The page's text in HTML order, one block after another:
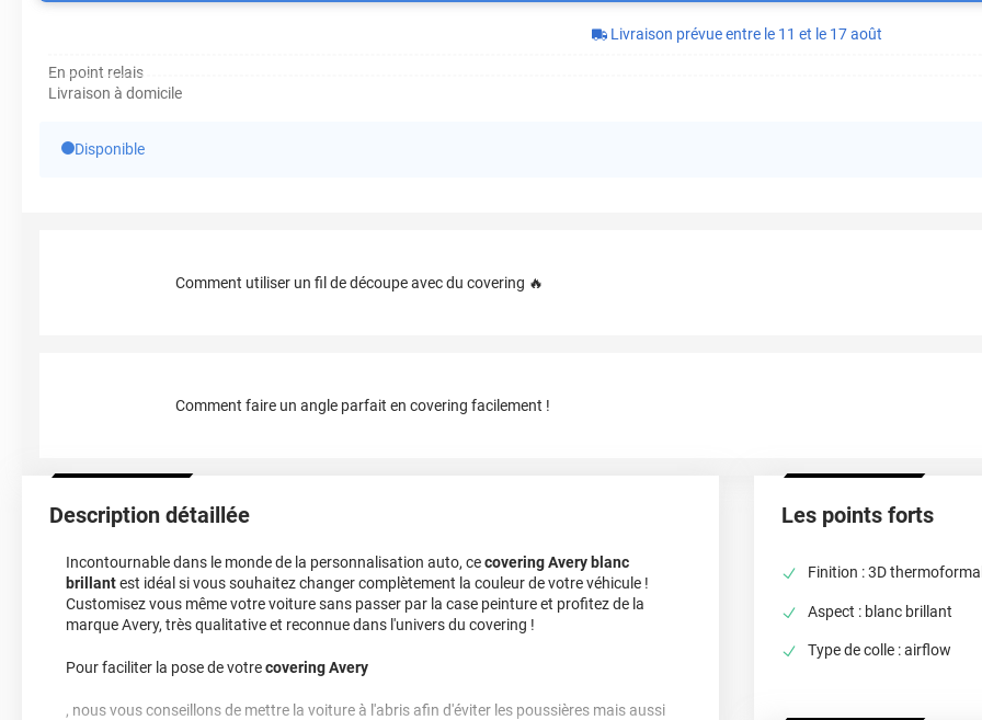
Livraison prévue entre le 11 et le 17 août
En point relais
Livraison à domicile
Disponible
Comment utiliser un fil de découpe avec du covering 🔥
Comment faire un angle parfait en covering facilement !
Description détaillée
Incontournable dans le monde de la personnalisation auto, cecovering Avery blanc
brillantest idéal si vous souhaitez changer complètement la couleur de votre véhicule !
Customisez vous même votre voiture sans passer par la case peinture et profitez de la
marque Avery, très qualitative et reconnue dans l'univers du covering !
Pour faciliter la pose de votrecovering Avery
, nous vous conseillons de mettre la voiture à l'abris afin d'éviter les poussières mais aussi
Les points forts
Finition : 3D
Aspect : blanc brillant
Type de colle : airflow